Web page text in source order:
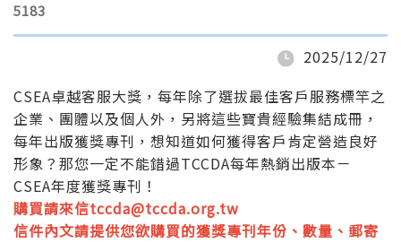
5183
2025/12/27
CSEA卓越客服大獎，每年除了選拔最佳客戶服務標竿之
企業、團體以及個人外，另將這些寶貴經驗集結成冊，
每年出版獲獎專刊，想知道如何獲得客戶肯定營造良好
形象？那您一定不能錯過TCCDA每年熱銷出版本－
CSEA年度獲獎專刊！
購買請來信tccda@tccda.org.tw
信件內文請提供您欲購買的獲獎專刊年份、數量、郵寄